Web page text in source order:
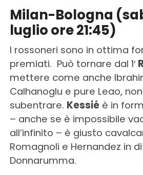
Milan-Bologna
luglio ore 21:45)
I rossoneri sono in ottima
premiati. Può tornare dal 1′
mettere come anche
Calhanoglu e pure Leao,
subentrare. Kessiéè in
– anche se è impossibile
all’infinito – è giusto
Romagnoli e Hernandez in
Donnarumma.